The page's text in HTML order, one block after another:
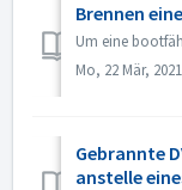
Brennen
Mo, 22 Mär,
Gebrannte
anstelle